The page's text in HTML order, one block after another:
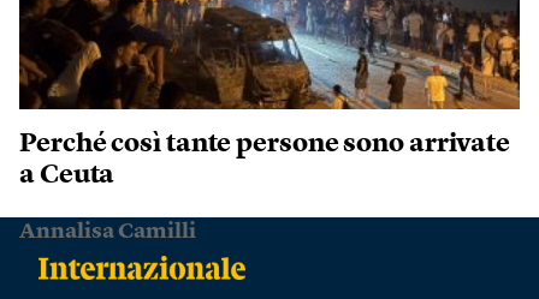
Perché così tante persone sono arrivate
a Ceuta
Annalisa Camilli